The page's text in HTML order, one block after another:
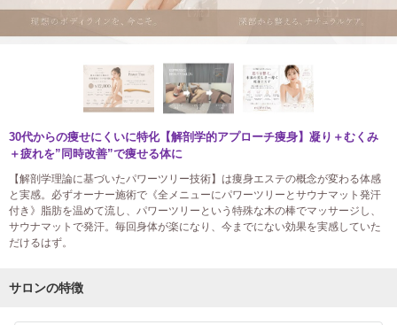
30代からの痩せにくいに特化【解剖学的アプローチ痩身】凝り＋むくみ
＋疲れを”同時改善”で痩せる体に
【解剖学理論に基づいたパワーツリー技術】は痩身エステの概念が変わる体感
と実感。必ずオーナー施術で《全メニューにパワーツリーとサウナマット発汗
付き》脂肪を温めて流し、パワーツリーという特殊な木の棒でマッサージし、
サウナマットで発汗。毎回身体が楽になり、今までにない効果を実感していた
だけるはず。
サロンの特徴